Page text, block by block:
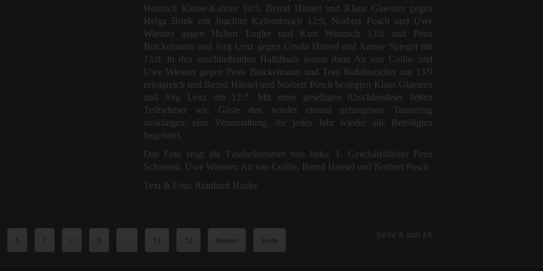
Heinrich Kleine-Kalmer 10:5, Bernd Hänsel und Klaus Glaesner gegen
Helga Brink mit Joachim Kallendrusch 12:9, Norbert Posch und Uwe
Wiesner gegen Hubert Engler und Kurt Wismach 13:6 und Petra
Brackelmann und Jörg Lenz gegen Ursula Hänsel und Amray Spiegel mit
13:8. In den anschließenden Halbfinals waren dann An van Coillie und
Uwe Wiesner gegen Petra Brackelmann und Toni Roßdeutscher mit 13:9
erfolgreich und Bernd Hänsel und Norbert Posch besiegten Klaus Glaesner
und Jörg Lenz mit 12:7. Mit einer geselligen Abschlussfeier ließen
Teilnehmer wie Gäste den wieder einmal gelungenen Turniertag
ausklingen, eine Veranstaltung, die jedes Jahr wieder alle Beteiligten
begeistert.
Das Foto zeigt die Finalteilnehmer von links: 1. Geschäftsführer Peter
Schauseil, Uwe Wiesner, An van Coillie, Bernd Hänsel und Norbert Posch
Text & Foto: Reinhard Hasler
Seite 8 von 66
6 7 8 9 ... 11 12 Weiter Ende